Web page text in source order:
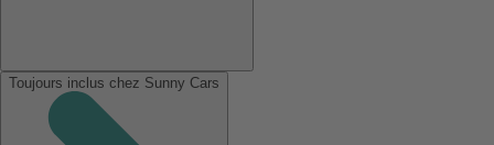
Toujours inclus chez Sunny Cars